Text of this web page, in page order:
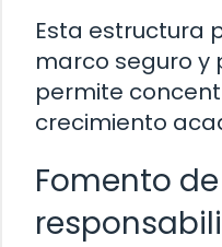
Esta estructura
marco seguro y
permite
crecimiento
Fomento